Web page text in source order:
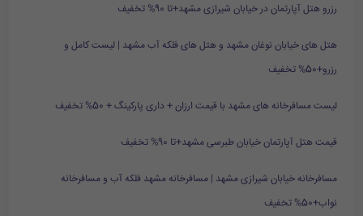
رزرو هتل آپارتمان در خیابان شیرازی مشهد+تا 90% تخفیف
هتل های خیابان نوغان مشهد و هتل های فلکه آب مشهد | لیست کامل و
رزرو+50% تخفیف
لیست مسافرخانه های مشهد با قیمت ارزان + داری پارکینگ + 50% تخفیف
قیمت هتل آپارتمان خیابان طبرسی مشهد+تا 90% تخفیف
مسافرخانه خیابان شیرازی مشهد | مسافرخانه مشهد فلکه آب و مسافرخانه
نواب+50% تخفیف